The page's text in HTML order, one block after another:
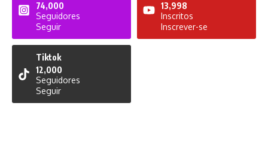
74,000
Seguidores
Seguir
13,998
Inscritos
Inscrever-se
Tiktok
12,000
Seguidores
Seguir